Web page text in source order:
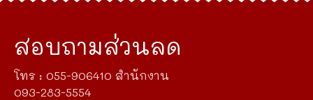
สอบถามส่วนลด
โทร : 055-906410 สำนักงาน
093-283-5554